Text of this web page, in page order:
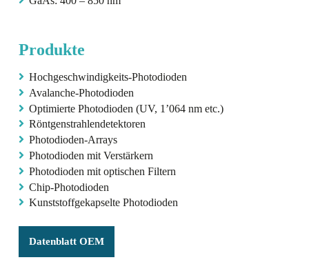
Produkte
Hochgeschwindigkeits-Photodioden
Avalanche-Photodioden
Optimierte Photodioden (UV, 1’064 nm etc.)
Röntgenstrahlendetektoren
Photodioden-Arrays
Photodioden mit Verstärkern
Photodioden mit optischen Filtern
Chip-Photodioden
Kunststoffgekapselte Photodioden
Datenblatt OEM